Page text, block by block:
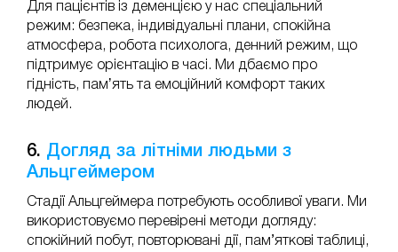
Для пацієнтів із деменцією у нас спеціальний
режим: безпека, індивідуальні плани, спокійна
атмосфера, робота психолога, денний режим, що
підтримує орієнтацію в часі. Ми дбаємо про
гідність, памʼять та емоційний комфорт таких
людей.
6. Догляд за літніми людьми з
Альцгеймером
Стадії Альцгеймера потребують особливої уваги. Ми
використовуємо перевірені методи догляду:
спокійний побут, повторювані дії, пам’яткові таблиці,